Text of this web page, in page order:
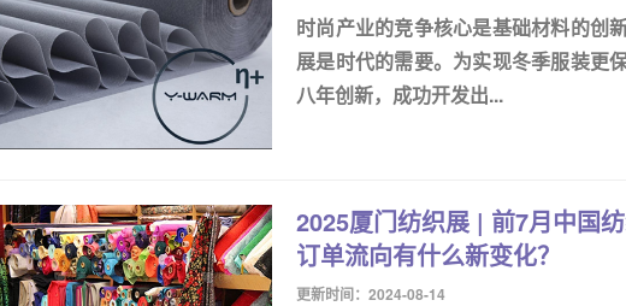
时尚产业的竞争核心是基础材料的创
展是时代的需要。为实现冬季服装更
八年创新，成功开发出...
2025厦门纺织展 | 前7月中国
订单流向有什么新变化？
更新时间：2024-08-14